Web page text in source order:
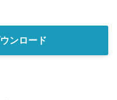
ンロード